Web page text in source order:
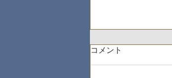
コメント